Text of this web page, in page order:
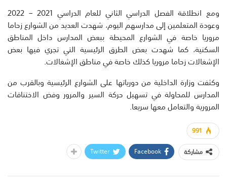
ومع انطلاقة الفصل الدراسي الثاني للعام الدراسي 2021 – 2022
وعودة المتعلمين إلى مدارسهم اليوم، شهدت العديد من الشوارع زحاما
مروريا خاصة في الشوارع المحيطة ببعض المدارس داخل المناطق
السكنية، كما شهدت بعض الطرق الرئيسية التي تجري فيها بعض
الإشغالات زحاما مروريا كذلك خاصة في مناطق الإشغالات.
وكثفت وزارة الداخلية من دورياتها على الشوارع الرئيسية وبالقرب من
المدارس للمحاولة في تسهيل حركة السير والمرور وفض الاختناقات
المرورية والتعامل معها سريعا.
991
مشاركة
Facebook
Twitter